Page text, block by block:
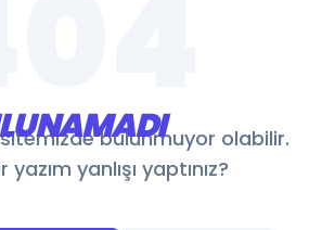
sitemizde bulunmuyor olabilir.
yanlışı yaptınız?